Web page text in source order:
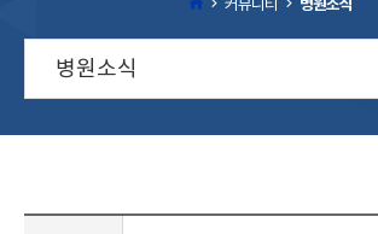
병원소식